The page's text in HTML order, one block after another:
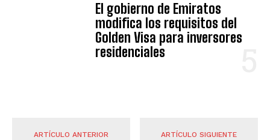
El gobierno de Emiratos
modifica los requisitos del
Golden Visa para inversores
residenciales
ARTÍCULO ANTERIOR ARTÍCULO SIGUIENTE